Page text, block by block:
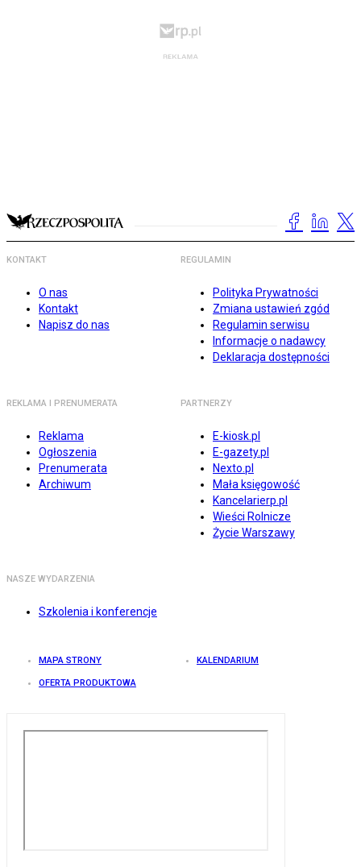
KONTAKT
O nas
Kontakt
Napisz do nas
REGULAMIN
Polityka Prywatności
Zmiana ustawień zgód
Regulamin serwisu
Informacje o nadawcy
Deklaracja dostępności
REKLAMA I PRENUMERATA
Reklama
Ogłoszenia
Prenumerata
Archiwum
PARTNERZY
E-kiosk.pl
E-gazety.pl
Nexto.pl
Mała księgowość
Kancelarierp.pl
Wieści Rolnicze
Życie Warszawy
NASZE WYDARZENIA
Szkolenia i konferencje
MAPA STRONY KALENDARIUM
OFERTA PRODUKTOWA